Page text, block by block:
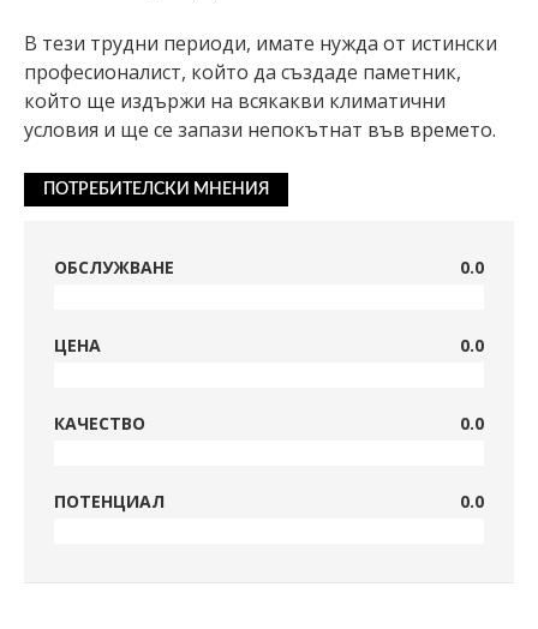
В тези трудни периоди, имате нужда от истински
професионалист, който да създаде паметник,
който ще издържи на всякакви климатични
условия и ще се запази непокътнат във времето.
ПОТРЕБИТЕЛСКИ МНЕНИЯ
ОБСЛУЖВАНЕ 0.0
ЦЕНА 0.0
КАЧЕСТВО 0.0
ПОТЕНЦИАЛ 0.0